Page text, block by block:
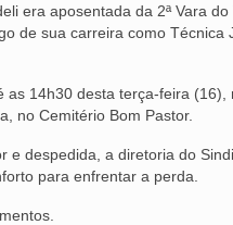
era aposentada da 2ª Vara
de sua carreira como
as 14h30 desta terça-feira
no Cemitério Bom Pastor.
e despedida, a diretoria do
para enfrentar a perda.